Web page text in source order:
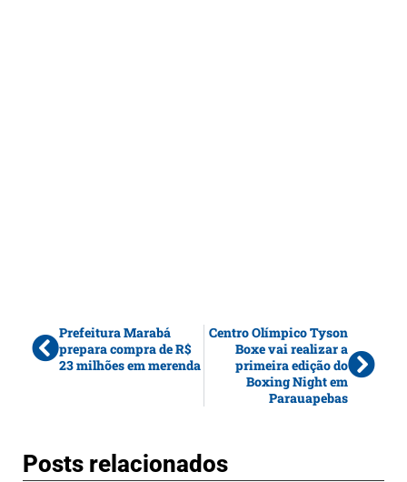
Prefeitura Marabá
prepara compra de R$
23 milhões em merenda
Centro Olímpico Tyson
Boxe vai realizar a
primeira edição do
Boxing Night em
Parauapebas
Posts relacionados